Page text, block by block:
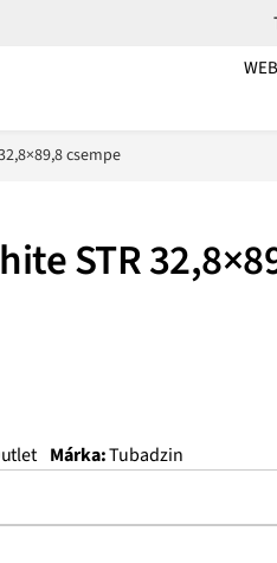
csempe
STR
Márka:Tubadzin